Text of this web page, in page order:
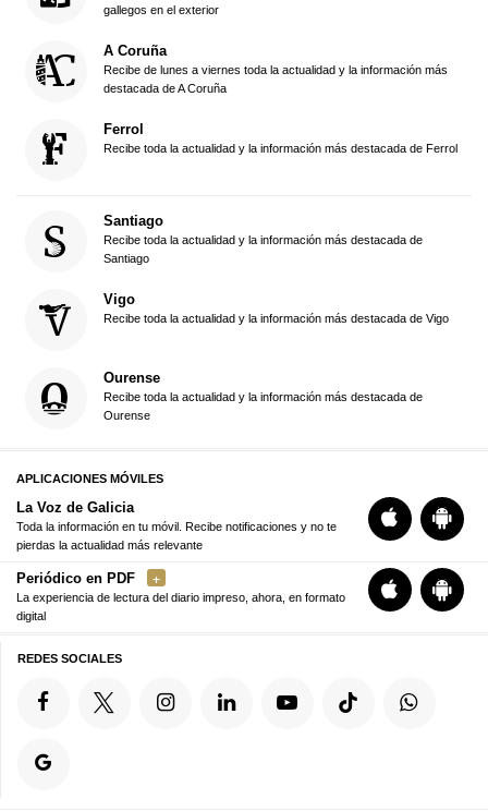
gallegos en el exterior
A Coruña
Recibe de lunes a viernes toda la actualidad y la información más
destacada de A Coruña
Ferrol
Recibe toda la actualidad y la información más destacada de Ferrol
Santiago
Recibe toda la actualidad y la información más destacada de
Santiago
Vigo
Recibe toda la actualidad y la información más destacada de Vigo
Ourense
Recibe toda la actualidad y la información más destacada de
Ourense
APLICACIONES MÓVILES
La Voz de Galicia
Toda la información en tu móvil. Recibe notificaciones y no te
pierdas la actualidad más relevante
Periódico en PDF
La experiencia de lectura del diario impreso, ahora, en formato
digital
REDES SOCIALES